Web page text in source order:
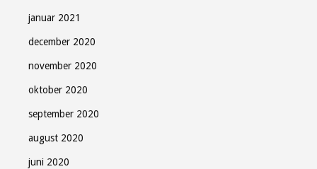
januar 2021
december 2020
november 2020
oktober 2020
september 2020
august 2020
juni 2020